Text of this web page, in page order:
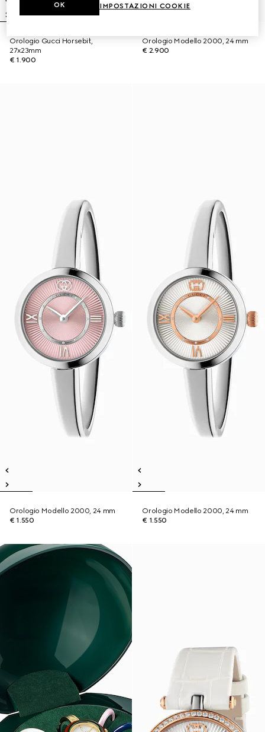
Orologio Gucci Horsebit,
27x23mm
€ 1.900
Orologio Modello 2000, 24 mm
€ 2.900
Orologio Modello 2000, 24 mm
€ 1.550
Orologio Modello 2000, 24 mm
€ 1.550
IMPOSTAZIONI COOKIE
OK